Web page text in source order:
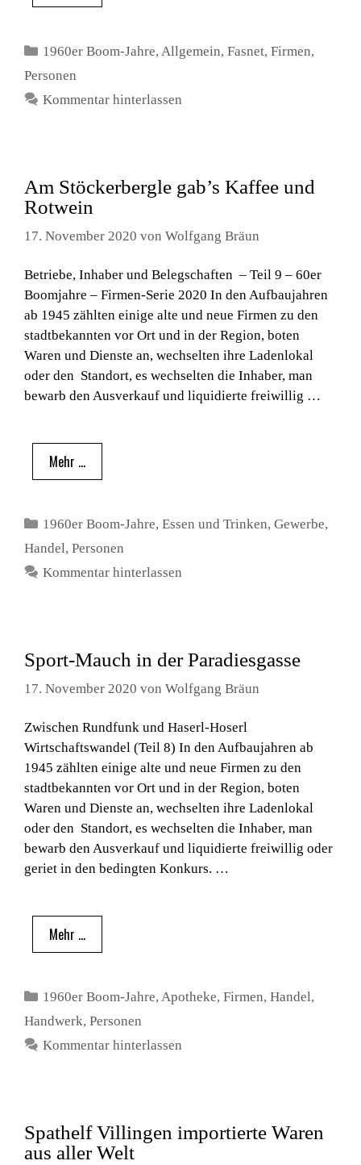
Kategorien
1960er Boom-Jahre,Allgemein,Fasnet,Firmen,
Personen
Kommentar hinterlassen
Am Stöckerbergle gab’s Kaffee und
Rotwein
17. November 2020 von Wolfgang Bräun
Betriebe, Inhaber und Belegschaften – Teil 9 – 60er
Boomjahre – Firmen-Serie 2020 In den Aufbaujahren
ab 1945 zählten einige alte und neue Firmen zu den
stadtbekannten vor Ort und in der Region, boten
Waren und Dienste an, wechselten ihre Ladenlokal
oder den Standort, es wechselten die Inhaber, man
bewarb den Ausverkauf und liquidierte freiwillig …
Mehr …
Kategorien
1960er Boom-Jahre,Essen und Trinken,Gewerbe,
Handel, Personen
Kommentar hinterlassen
Sport-Mauch in der Paradiesgasse
17. November 2020 von Wolfgang Bräun
Zwischen Rundfunk und Haserl-Hoserl
Wirtschaftswandel (Teil 8) In den Aufbaujahren ab
1945 zählten einige alte und neue Firmen zu den
stadtbekannten vor Ort und in der Region, boten
Waren und Dienste an, wechselten ihre Ladenlokal
oder den Standort, es wechselten die Inhaber, man
bewarb den Ausverkauf und liquidierte freiwillig oder
geriet in den bedingten Konkurs. …
Mehr …
Kategorien
1960er Boom-Jahre,Apotheke,Firmen,Handel,
Handwerk, Personen
Kommentar hinterlassen
Spathelf Villingen importierte Waren
aus aller Welt